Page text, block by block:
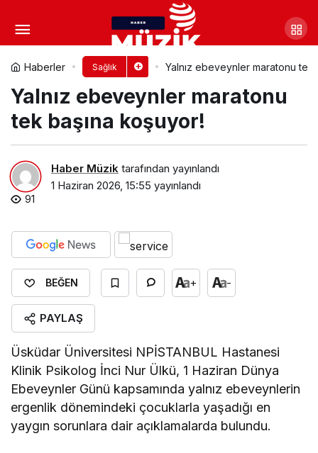
Haberler Sağlık Yalnız ebeveynler maratonu tek
Yalnız ebeveynler maratonu
tek başına koşuyor!
Haber Müzik tarafından yayınlandı
1 Haziran 2026, 15:55 yayınlandı
91
BEĞEN + -
PAYLAŞ
Üsküdar Üniversitesi NPİSTANBUL Hastanesi
Klinik Psikolog İnci Nur Ülkü, 1 Haziran Dünya
Ebeveynler Günü kapsamında yalnız ebeveynlerin
ergenlik dönemindeki çocuklarla yaşadığı en
yaygın sorunlara dair açıklamalarda bulundu.
Büyükşehir’den ikinci Gönüllü
Danışmanlık ve Test Merkezi
Yorum Yap